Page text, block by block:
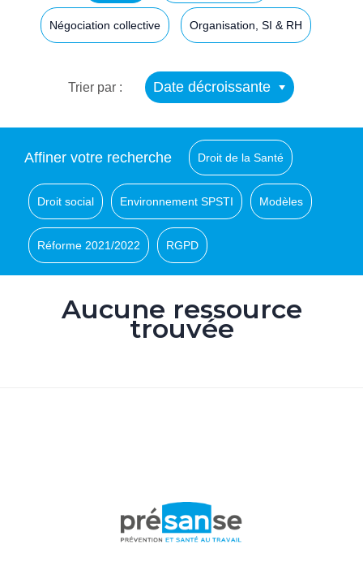
Négociation collective Organisation, SI & RH
Trier par : Date décroissante
Affiner votre recherche Droit de la Santé
Droit social Environnement SPSTI Modèles
Réforme 2021/2022 RGPD
Aucune ressource
trouvée